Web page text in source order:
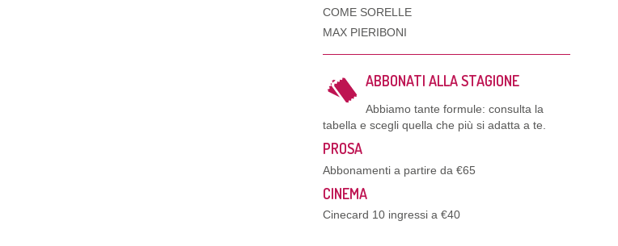
COME SORELLE
MAX PIERIBONI
ABBONATI ALLA STAGIONE
Abbiamo tante formule: consulta la
tabella e scegli quella che più si adatta a te.
PROSA
Abbonamenti a partire da €65
CINEMA
Cinecard 10 ingressi a €40